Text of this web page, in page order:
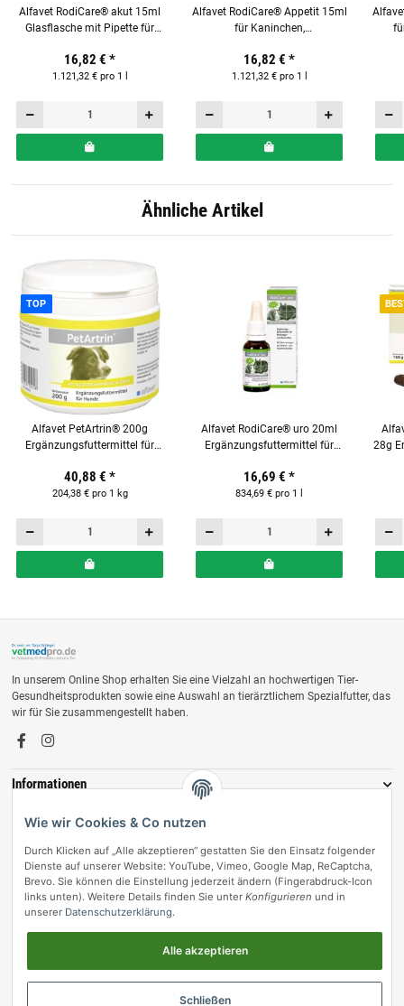
Alfavet RodiCare® akut 15ml
Glasflasche mit Pipette für
16,82 € *
1.121,32 € pro 1 l
Alfavet RodiCare® Appetit 15ml
für Kaninchen,
16,82 € *
1.121,32 € pro 1 l
Ähnliche Artikel
TOP
Alfavet PetArtrin® 200g
Ergänzungsfuttermittel für
40,88 € *
204,38 € pro 1 kg
Alfavet RodiCare® uro 20ml
Ergänzungsfuttermittel für
16,69 € *
834,69 € pro 1 l
28g
In unserem Online Shop erhalten Sie eine Vielzahl an hochwertigen Tier-
Gesundheitsprodukten sowie eine Auswahl an tierärztlichem Spezialfutter, das
wir für Sie zusammengestellt haben.
Informationen
Zahlungsmöglichkeiten
Vertrag widerrufen
Wie wir Cookies & Co nutzen
Durch Klicken auf „Alle akzeptieren“ gestatten Sie den Einsatz folgender
Dienste auf unserer Website: YouTube, Vimeo, Google Map, ReCaptcha,
Brevo. Sie können die Einstellung jederzeit ändern (Fingerabdruck-Icon
links unten). Weitere Details finden Sie unter Konfigurieren und in
unserer Datenschutzerklärung.
Alle akzeptieren
Schließen